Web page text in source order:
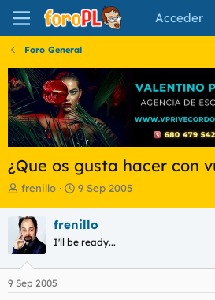
Acceder
Foro General
¿Que os gusta hacer con
I
i
c
i
a
d
o
frenillo
F
h
a
e
9 Sep 2005
frenillo
I'll be ready...
9 Sep 2005